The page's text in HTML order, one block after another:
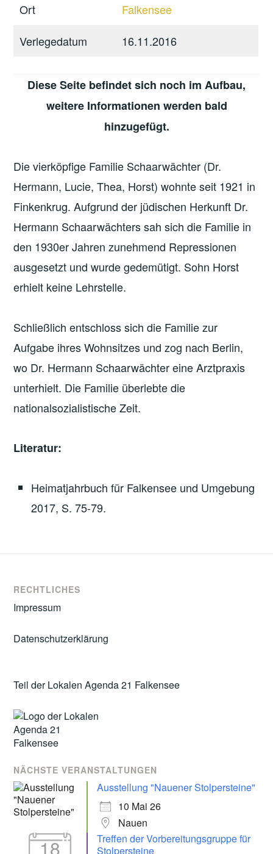
Ort
Falkensee
Verlegedatum
16.11.2016
Diese Seite befindet sich noch im Aufbau,
weitere Informationen werden bald
hinzugefügt.
Die vierköpfige Familie Schaarwächter (Dr.
Hermann, Lucie, Thea, Horst) wohnte seit 1921 in
Finkenkrug. Aufgrund der jüdischen Herkunft Dr.
Hermann Schaarwächters sah sich die Familie in
den 1930er Jahren zunehmend Repressionen
ausgesetzt und wurde gedemütigt. Sohn Horst
erhielt keine Lehrstelle.
Schließlich entschloss sich die Familie zur
Aufgabe ihres Wohnsitzes und zog nach Berlin,
wo Dr. Hermann Schaarwächter eine Arztpraxis
unterhielt. Die Familie überlebte die
nationalsozialistische Zeit.
Literatur:
Heimatjahrbuch für Falkensee und Umgebung
2017, S. 75-79.
RECHTLICHES
Impressum
Datenschutzerklärung
Teil der Lokalen Agenda 21 Falkensee
NÄCHSTE VERANSTALTUNGEN
Ausstellung "Nauener Stolpersteine"
10 Mai 26
Nauen
18
Treffen der Vorbereitungsgruppe für
Stolpersteine